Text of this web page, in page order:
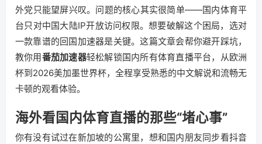
外党只能望屏兴叹。问题的核心其实很简单——国内体育平
台只对中国大陆IP开放访问权限。想要破解这个困局，选对
一款靠谱的回国加速器是关键。这篇文章会帮你避开踩坑，
教你用番茄加速器轻松解锁国内所有体育直播平台，从欧洲
杯到2026美加墨世界杯，全程享受熟悉的中文解说和流畅无
卡顿的观看体验。
海外看国内体育直播的那些“堵心事”
你有没有试过在新加坡的公寓里，想和国内朋友同步看抖音